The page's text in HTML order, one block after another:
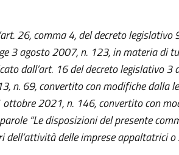
26, comma 4, del decreto
3 agosto 2007, n. 123, in materia di
dall’art. 16 del decreto legislativo
n. 69, convertito con modifiche dalla
ottobre 2021, n. 146, convertito con
“Le disposizioni del presente
delle imprese appaltatrici o